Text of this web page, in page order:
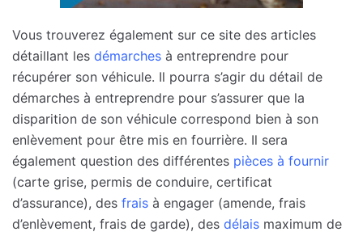
Vous trouverez également sur ce site des articles
détaillant les démarches à entreprendre pour
récupérer son véhicule. Il pourra s’agir du détail de
démarches à entreprendre pour s’assurer que la
disparition de son véhicule correspond bien à son
enlèvement pour être mis en fourrière. Il sera
également question des différentes pièces à fournir
(carte grise, permis de conduire, certificat
d’assurance), des frais à engager (amende, frais
d’enlèvement, frais de garde), des délais maximum de